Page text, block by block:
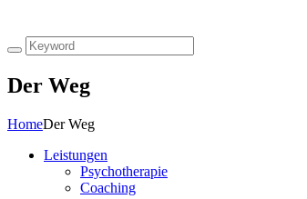
Der Weg
HomeDer Weg
Leistungen
Psychotherapie
Coaching